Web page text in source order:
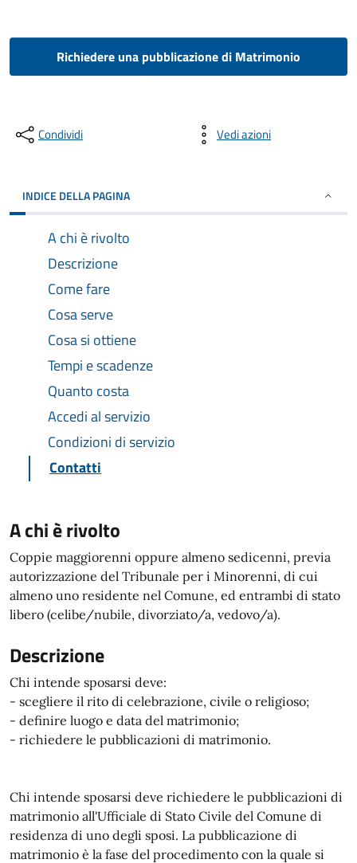
Richiedere una pubblicazione di Matrimonio
Condividi Vedi azioni
INDICE DELLA PAGINA
A chi è rivolto
Descrizione
Come fare
Cosa serve
Cosa si ottiene
Tempi e scadenze
Quanto costa
Accedi al servizio
Condizioni di servizio
Contatti
A chi è rivolto
Coppie maggiorenni oppure almeno sedicenni, previa
autorizzazione del Tribunale per i Minorenni, di cui
almeno uno residente nel Comune, ed entrambi di stato
libero (celibe/nubile, divorziato/a, vedovo/a).
Descrizione
Chi intende sposarsi deve:
- scegliere il rito di celebrazione, civile o religioso;
- definire luogo e data del matrimonio;
- richiedere le pubblicazioni di matrimonio.
Chi intende sposarsi deve richiedere le pubblicazioni di
matrimonio all'Ufficiale di Stato Civile del Comune di
residenza di uno degli sposi. La pubblicazione di
matrimonio è la fase del procedimento con la quale si